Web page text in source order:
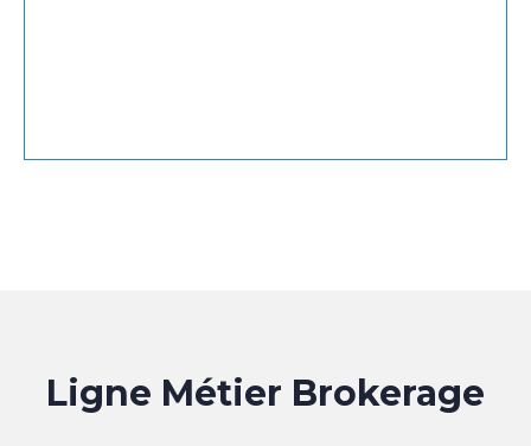
Ligne Métier Brokerage